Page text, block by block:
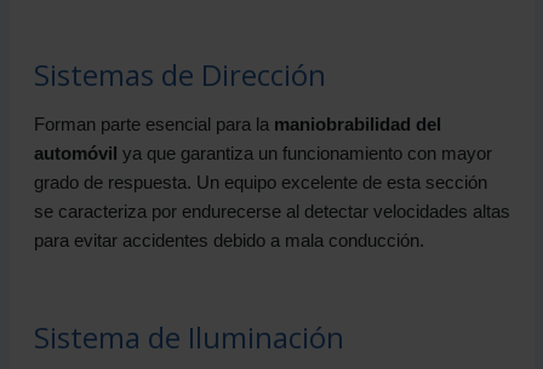
Sistemas de Dirección
Forman parte esencial para lamaniobrabilidad del
automóvil ya que garantiza un funcionamiento con mayor
grado de respuesta. Un equipo excelente de esta sección
se caracteriza por endurecerse al detectar velocidades altas
para evitar accidentes debido a mala conducción.
Sistema de Iluminación